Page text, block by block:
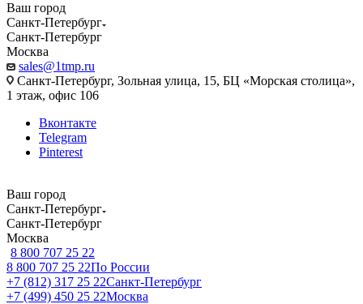
Ваш город
Санкт-Петербург
Санкт-Петербург
Москва
sales@1tmp.ru
Санкт-Петербург, Зольная улица, 15, БЦ «Морская столица»,
1 этаж, офис 106
Вконтакте
Telegram
Pinterest
Ваш город
Санкт-Петербург
Санкт-Петербург
Москва
8 800 707 25 22
8 800 707 25 22По России
+7 (812) 317 25 22Санкт-Петербург
+7 (499) 450 25 22Москва